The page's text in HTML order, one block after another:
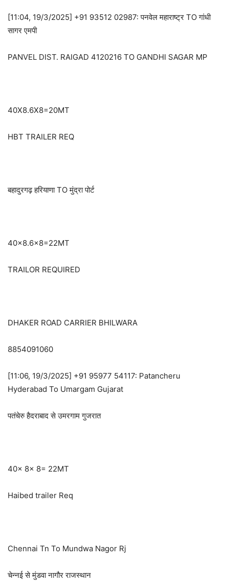
[11:04, 19/3/2025] +91 93512 02987: पनवेल महाराष्ट्र TO गांधी
सागर एमपी
PANVEL DIST. RAIGAD 4120216 TO GANDHI SAGAR MP
40X8.6X8=20MT
HBT TRAILER REQ
बहादुरगढ़ हरियाणा TO मुंद्रा पोर्ट
40×8.6×8=22MT
TRAILOR REQUIRED
DHAKER ROAD CARRIER BHILWARA
8854091060
[11:06, 19/3/2025] +91 95977 54117: Patancheru
Hyderabad To Umargam Gujarat
पतंचेरु हैदराबाद से उमरगाम गुजरात
40x 8x 8= 22MT
Haibed trailer Req
Chennai Tn To Mundwa Nagor Rj
चेन्नई से मुंडवा नागौर राजस्थान